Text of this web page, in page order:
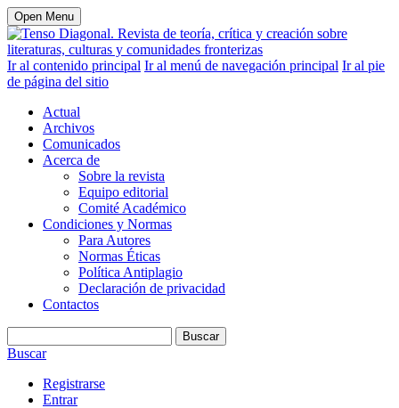
Open Menu
Ir al contenido principal Ir al menú de navegación principal Ir al pie
de página del sitio
Actual
Archivos
Comunicados
Acerca de
Sobre la revista
Equipo editorial
Comité Académico
Condiciones y Normas
Para Autores
Normas Éticas
Política Antiplagio
Declaración de privacidad
Contactos
Buscar
Buscar
Registrarse
Entrar